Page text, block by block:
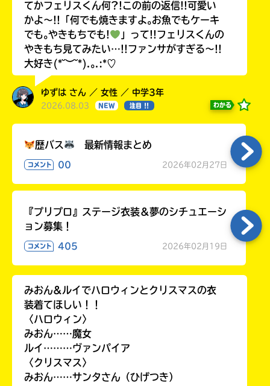
てかフェリスくん何?!この前の返信!!可愛い
かよ〜!!「何でも焼きますよ｡お魚でもケーキ
でも｡やきもちでも!
」って!!フェリスくんの
やきもち見てみたい…!!ファンサがすぎる〜!!
大好き(*˘︶˘*).｡.:*♡
ゆずは さん ／ 女性 ／ 中学3年
2026.08.03 NEW 注目 !! わかる
歴バス 最新情報まとめ
コメント 00 2026年02月27日
『プリプロ』ステージ衣装＆夢のシチュエーシ
ョン募集！
コメント 405 2026年02月19日
みおん&ルイでハロウィンとクリスマスの衣
装着てほしい！！
〈ハロウィン〉
みおん……魔女
ルイ………ヴァンパイア
〈クリスマス〉
みおん……サンタさん（ひげつき）